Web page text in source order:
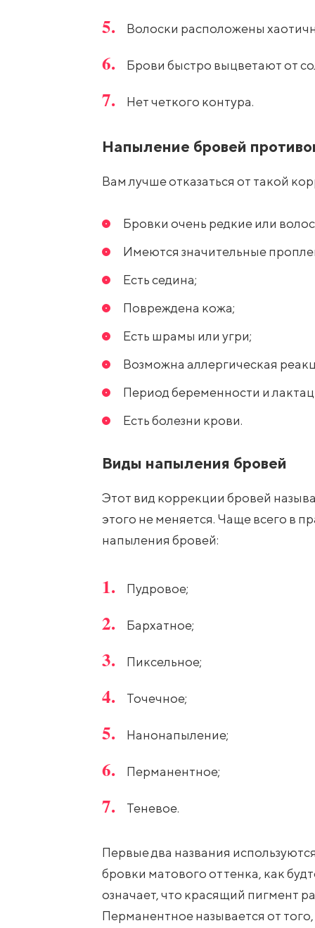
Волоски расположены
Брови быстро выцветают от
Нет четкого контура.
Напыление бровей
Вам лучше отказаться от такой
Бровки очень редкие или
Имеются значительные
Есть седина;
Повреждена кожа;
Есть шрамы или угри;
Возможна аллергическая
Период беременности и
Есть болезни крови.
Виды напыления бровей
Этот вид коррекции бровей
этого не меняется. Чаще всего в
напыления бровей:
Пудровое;
Бархатное;
Пиксельное;
Точечное;
Нанонапыление;
Перманентное;
Теневое.
Первые два названия
бровки матового оттенка, как
означает, что красящий пигмент
Перманентное называется от